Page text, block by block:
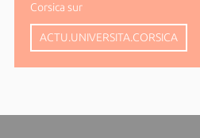
Corsica sur
ACTU.UNIVERSITA.CORSICA